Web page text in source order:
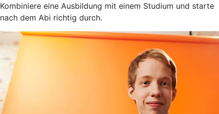
Kombiniere eine Ausbildung mit einem Studium und starte
nach dem Abi richtig durch.